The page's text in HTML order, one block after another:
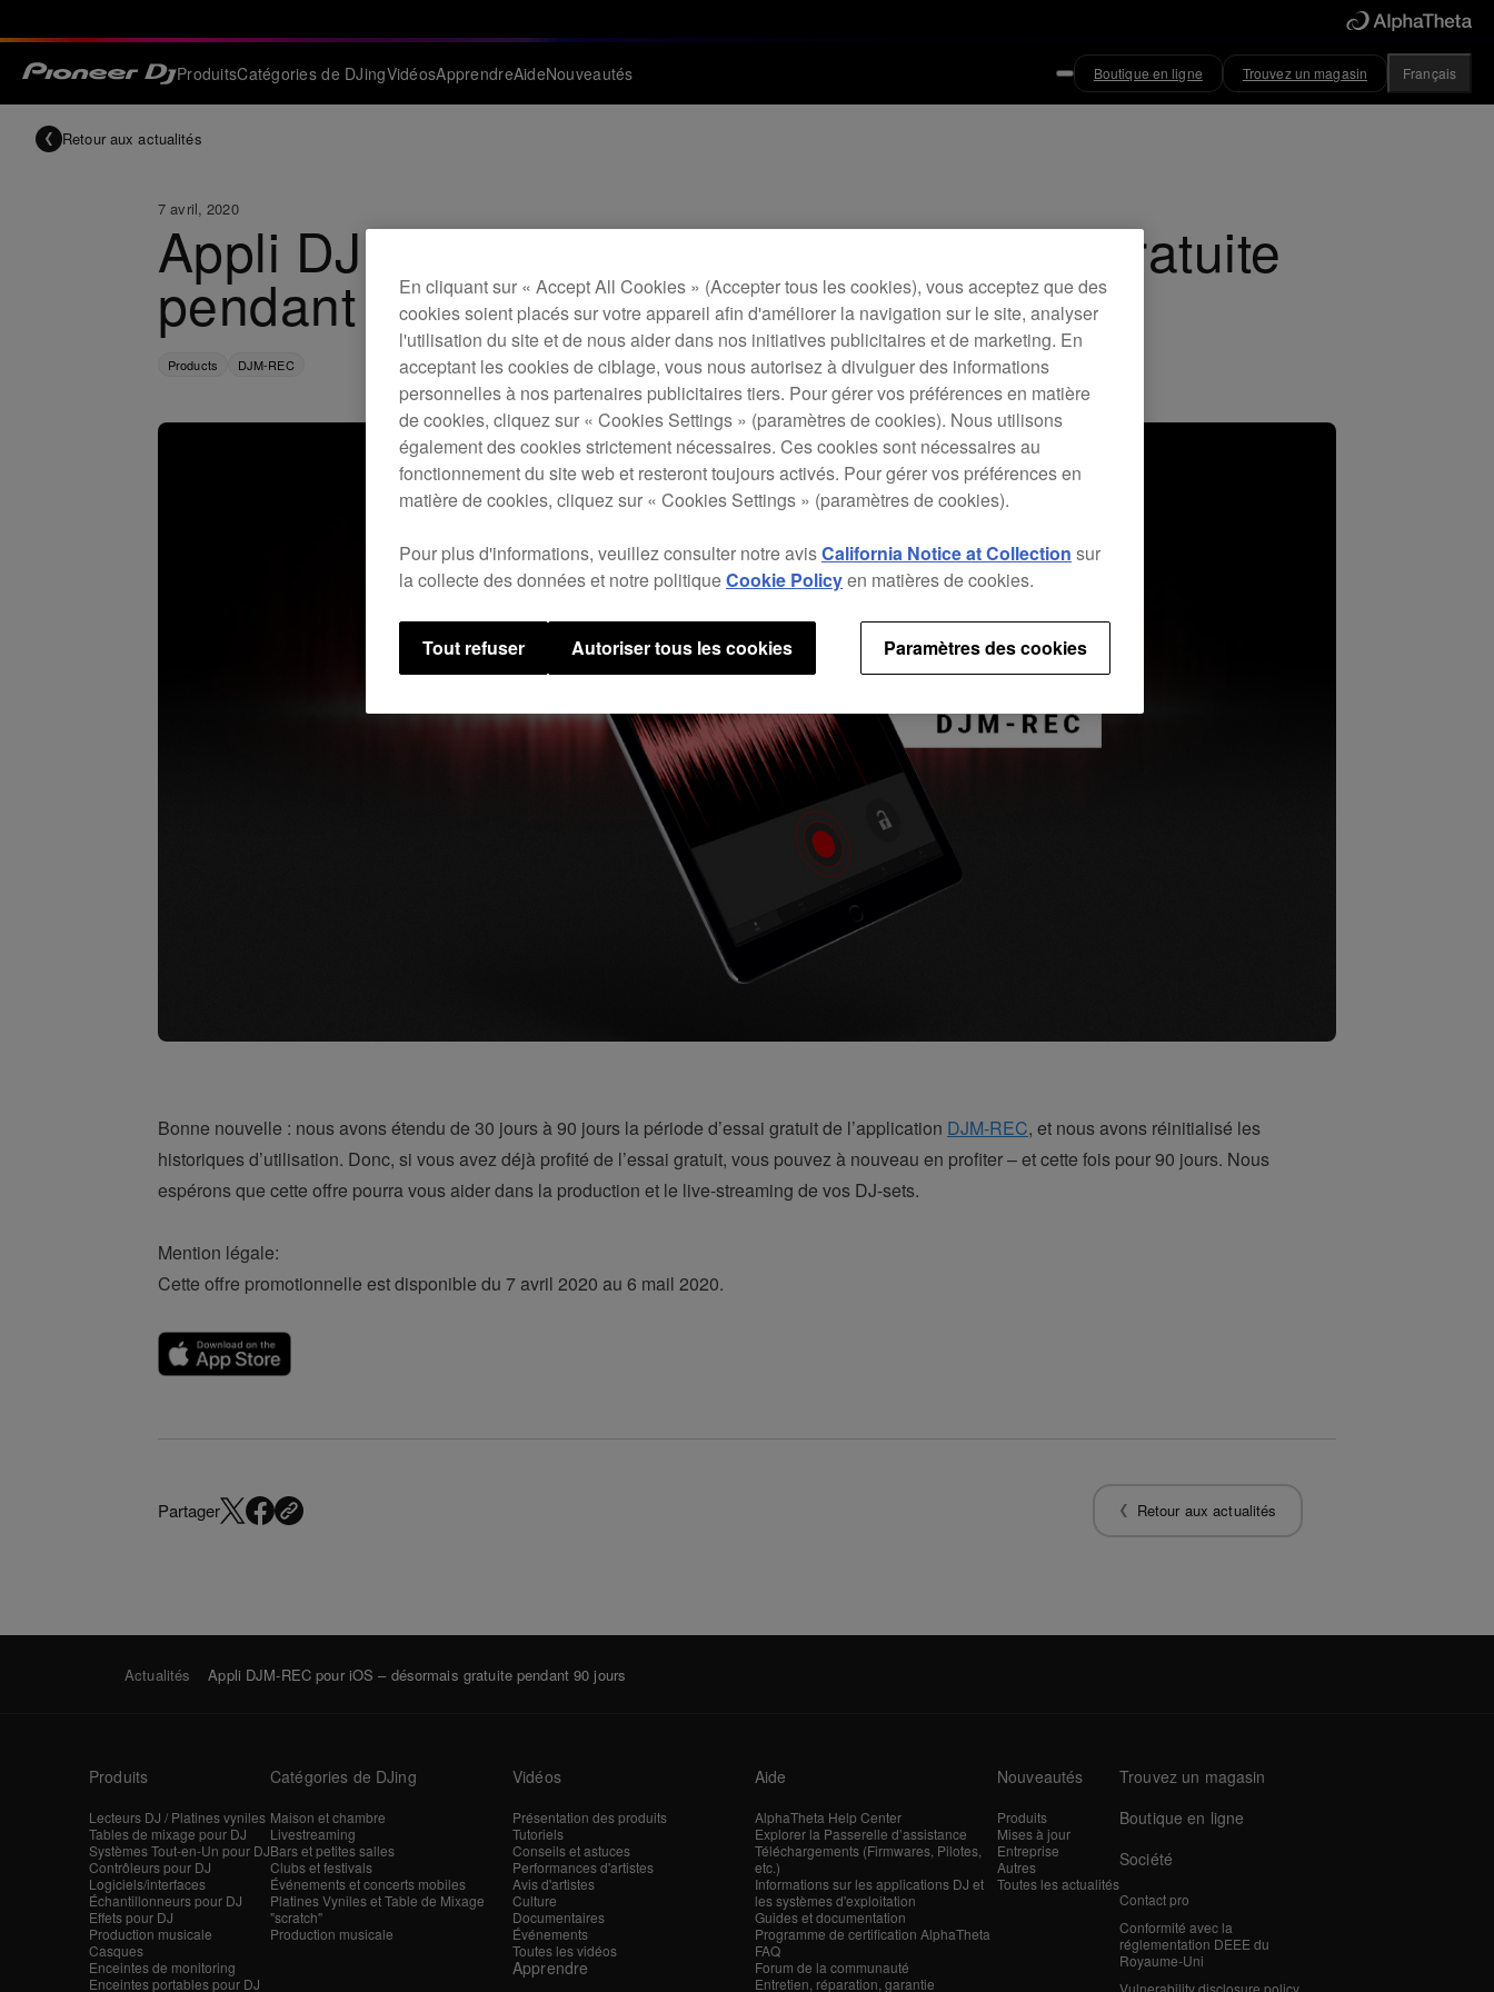
ProduitsCatégories de DJingVidéosApprendreAideNouveautés Boutique en ligne Trouvez un magasin Français
Retour aux actualités
7 avril, 2020
Appli DJM-REC pour iOS – désormais gratuite
pendant 90 jours
Products DJM-REC
Bonne nouvelle : nous avons étendu de 30 jours à 90 jours la période d’essai gratuit de l’application DJM-REC, et nous avons réinitialisé les
historiques d’utilisation. Donc, si vous avez déjà profité de l’essai gratuit, vous pouvez à nouveau en profiter – et cette fois pour 90 jours. Nous
espérons que cette offre pourra vous aider dans la production et le live-streaming de vos DJ-sets.
Mention légale:
Cette offre promotionnelle est disponible du 7 avril 2020 au 6 mail 2020.
Partager Retour aux actualités
Actualités Appli DJM-REC pour iOS – désormais gratuite pendant 90 jours
Produits
Lecteurs DJ / Platines vyniles
Tables de mixage pour DJ
Systèmes Tout-en-Un pour DJ
Contrôleurs pour DJ
Logiciels/interfaces
Échantillonneurs pour DJ
Effets pour DJ
Production musicale
Casques
Enceintes de monitoring
Enceintes portables pour DJ
Catégories de DJing
Maison et chambre
Livestreaming
Bars et petites salles
Clubs et festivals
Événements et concerts mobiles
Platines Vyniles et Table de Mixage
"scratch"
Production musicale
Vidéos
Présentation des produits
Tutoriels
Conseils et astuces
Performances d'artistes
Avis d'artistes
Culture
Documentaires
Événements
Toutes les vidéos
Apprendre
Aide
AlphaTheta Help Center
Explorer la Passerelle d’assistance
Téléchargements (Firmwares, Pilotes,
etc.)
Informations sur les applications DJ et
les systèmes d'exploitation
Guides et documentation
Programme de certification AlphaTheta
FAQ
Forum de la communauté
Entretien, réparation, garantie
Nouveautés
Produits
Mises à jour
Entreprise
Autres
Toutes les actualités
Trouvez un magasin
Boutique en ligne
Société
Contact pro
Conformité avec la
réglementation DEEE du
Royaume-Uni
En cliquant sur « Accept All Cookies » (Accepter tous les cookies), vous acceptez que des
cookies soient placés sur votre appareil afin d'améliorer la navigation sur le site, analyser
l'utilisation du site et de nous aider dans nos initiatives publicitaires et de marketing. En
acceptant les cookies de ciblage, vous nous autorisez à divulguer des informations
personnelles à nos partenaires publicitaires tiers. Pour gérer vos préférences en matière
de cookies, cliquez sur « Cookies Settings » (paramètres de cookies). Nous utilisons
également des cookies strictement nécessaires. Ces cookies sont nécessaires au
fonctionnement du site web et resteront toujours activés. Pour gérer vos préférences en
matière de cookies, cliquez sur « Cookies Settings » (paramètres de cookies).
Pour plus d'informations, veuillez consulter notre avisCalifornia Notice at Collection sur
la collecte des données et notre politiqueCookie Policyen matières de cookies.
Paramètres des cookies
Tout refuser Autoriser tous les cookies